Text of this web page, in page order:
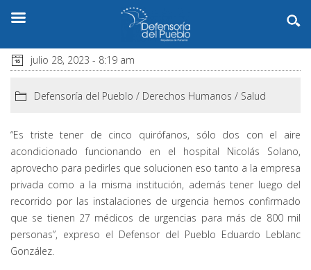
julio 28, 2023 - 8:19 am
Defensoría del Pueblo / Derechos Humanos / Salud
“Es triste tener de cinco quirófanos, sólo dos con el aire
acondicionado funcionando en el hospital Nicolás Solano,
aprovecho para pedirles que solucionen eso tanto a la empresa
privada como a la misma institución, además tener luego del
recorrido por las instalaciones de urgencia hemos confirmado
que se tienen 27 médicos de urgencias para más de 800 mil
personas”, expreso el Defensor del Pueblo Eduardo Leblanc
González.